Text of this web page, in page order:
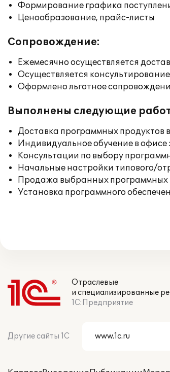
Формирование графика
Ценообразование, прайс-листы
Сопровождение:
Ежемесячно осуществляется
Осуществляется
Оформлено льготное
Выполнены следующие
Доставка программных продуктов
Индивидуальное обучение в офисе
Консультации по выбору
Начальные настройки типового/
Продажа выбранных программных
Установка программного
Отраслевые
и специализированные
1С:Предприятие
Другие сайты 1С